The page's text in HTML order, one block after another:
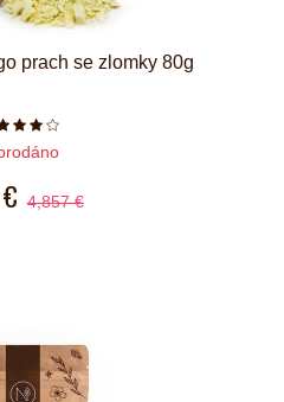
prach se zlomky 80g
Počet hvězdiček je 4 z 5
4,857 €